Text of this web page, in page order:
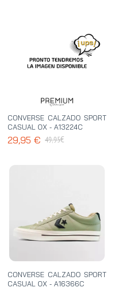
CONVERSE CALZADO SPORT
CASUAL OX - A13224C
29,95 € 49,95€
CONVERSE CALZADO SPORT
CASUAL OX - A16366C